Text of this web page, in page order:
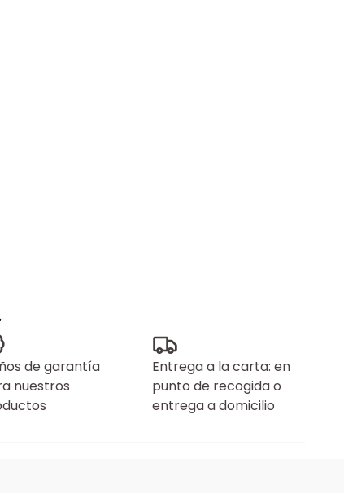
de garantía
nuestros
Entrega a la carta: en
punto de recogida o
entrega a domicilio